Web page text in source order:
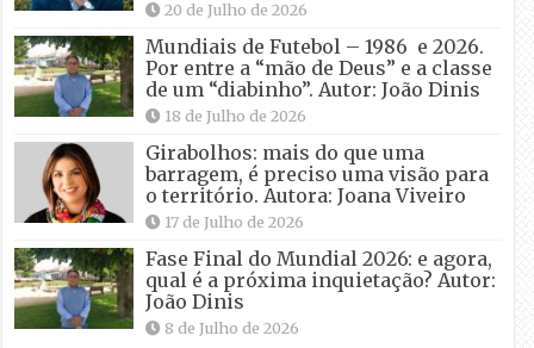
20 de Julho de 2026
Mundiais de Futebol – 1986 e 2026.
Por entre a “mão de Deus” e a classe
de um “diabinho”. Autor: João Dinis
18 de Julho de 2026
Girabolhos: mais do que uma
barragem, é preciso uma visão para
o território. Autora: Joana Viveiro
17 de Julho de 2026
Fase Final do Mundial 2026: e agora,
qual é a próxima inquietação? Autor:
João Dinis
8 de Julho de 2026